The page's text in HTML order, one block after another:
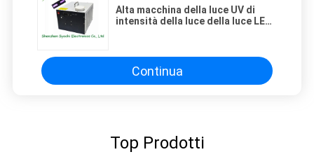
Alta macchina della luce UV di
intensità della luce della luce LED
Continua
Top Prodotti